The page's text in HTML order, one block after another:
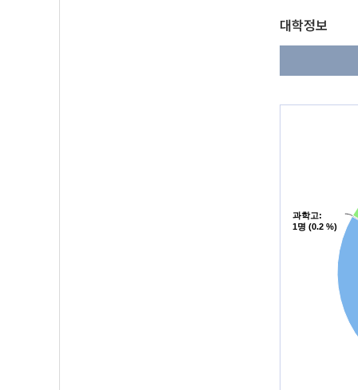
대학정보
과학고:
1명 (0.2 %)
과학고:
1명 (0.2 %)